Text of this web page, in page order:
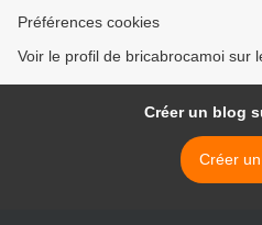
Préférences cookies
Voir le profil de bricabrocamoi sur
Créer un blog
Créer